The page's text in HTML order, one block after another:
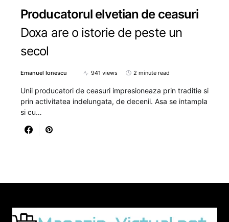
Producatorul elvetian de ceasuri
Doxa are o istorie de peste un
secol
Emanuel Ionescu 941 views 2 minute read
Unii producatori de ceasuri impresioneaza prin traditie si
prin activitatea indelungata, de decenii. Asa se intampla
si cu…